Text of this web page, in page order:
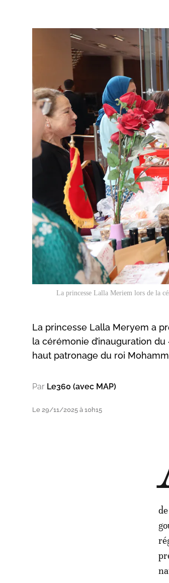
La princesse Lalla Meriem lors de la
La princesse Lalla Meryem a
la cérémonie d’inauguration
haut patronage du roi
Par Le360 (avec MAP)
Le 29/11/2025 à 10h15